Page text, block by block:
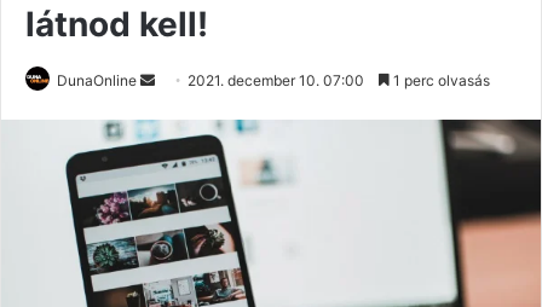
látnod kell!
DunaOnline
Send
email
2021. december 10. 07:00 1 perc olvasás